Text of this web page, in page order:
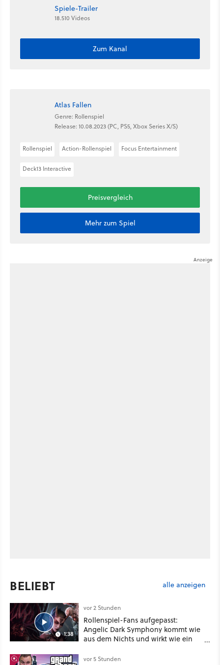
Spiele-Trailer
18.510 Videos
Zum Kanal
Atlas Fallen
Genre: Rollenspiel
Release: 10.08.2023 (PC, PS5, Xbox Series X/S)
Rollenspiel Action-Rollenspiel Focus Entertainment
Deck13 Interactive
Preisvergleich
Mehr zum Spiel
BELIEBT alle anzeigen
1:38
vor 2 Stunden
Rollenspiel-Fans aufgepasst:
Angelic Dark Symphony kommt wie
aus dem Nichts und wirkt wie ein
Mass Effect
vor 5 Stunden